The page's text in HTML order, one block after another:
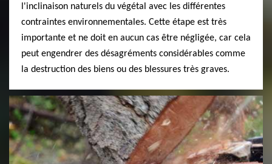
l'inclinaison naturels du végétal avec les différentes
contraintes environnementales. Cette étape est très
importante et ne doit en aucun cas être négligée, car cela
peut engendrer des désagréments considérables comme
la destruction des biens ou des blessures très graves.